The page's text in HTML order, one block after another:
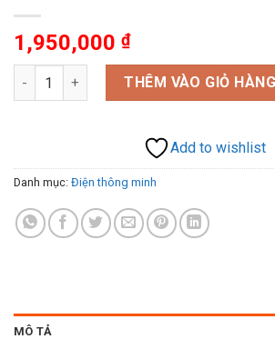
1,950,000 ₫
CẢM ỨNG HỒNG NGẠI LUXA 101-360 số
THÊM VÀO GIỎ HÀNG
Add to wishlist
Danh mục: Điện thông minh
MÔ TẢ